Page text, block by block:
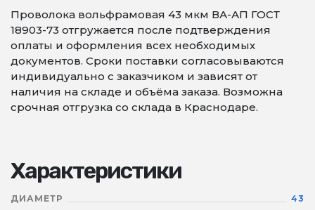
Проволока вольфрамовая 43 мкм ВА-АП ГОСТ
18903-73 отгружается после подтверждения
оплаты и оформления всех необходимых
документов. Сроки поставки согласовываются
индивидуально с заказчиком и зависят от
наличия на складе и объёма заказа. Возможна
срочная отгрузка со склада в Краснодаре.
Характеристики
ДИАМЕТР 43